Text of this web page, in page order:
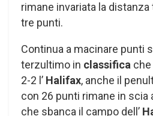
rimane invariata la
tre punti.
Continua a macinare punti
terzultimo in classifica
2-2 l’ Halifax, anche il
con 26 punti rimane in scia
che sbanca il campo dell’